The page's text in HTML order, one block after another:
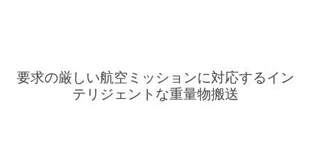
要求の厳しい航空ミッションに対応するイン
テリジェントな重量物搬送